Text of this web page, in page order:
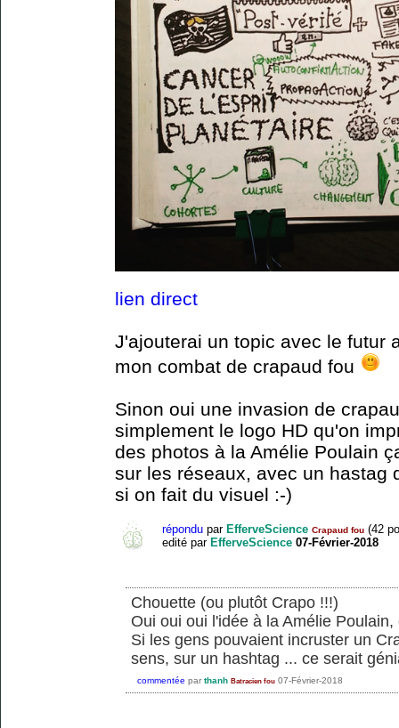
lien direct
J'ajouterai un topic avec le futur
mon combat de crapaud fou
Sinon oui une invasion de
simplement le logo HD qu'on
des photos à la Amélie Poulain
sur les réseaux, avec un hastag
si on fait du visuel :-)
répondu par EfferveScience Crapaud fou (42
edité par EfferveScience 07-Février-2018
Chouette (ou plutôt Crapo !!!)
Oui oui oui l'idée à la Amélie
Si les gens pouvaient incruster un
sens, sur un hashtag ... ce serait
commentée par thanh Batracien fou 07-Février-2018